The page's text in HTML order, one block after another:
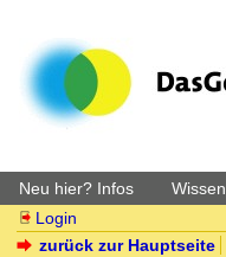
Neu hier? Infos Wissen
Login
zurück zur Hauptseite